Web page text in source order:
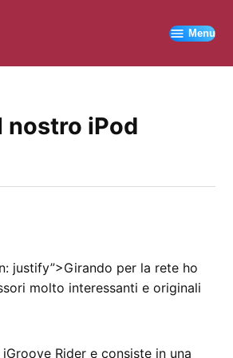
Menu
nostro iPod
justify”>Girando per la rete ho
molto interessanti e originali
Rider e consiste in una